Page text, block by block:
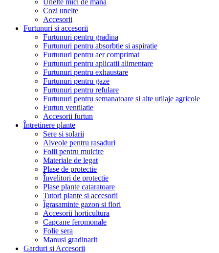
Cozi unelte
Accesorii
Furtunuri si accesorii
Furtunuri pentru gradina
Furtunuri pentru absorbtie si aspiratie
Furtunuri pentru aer comprimat
Furtunuri pentru aplicatii alimentare
Furtunuri pentru exhaustare
Furtunuri pentru gaze
Furtunuri pentru refulare
Furtunuri pentru semanatoare si alte utilaje agricole
Furtun ventilatie
Accesorii furtun
Întretinere plante
Sere si solarii
Alveole pentru rasaduri
Folii pentru mulcire
Materiale de legat
Plase de protectie
Învelitori de protectie
Plase plante cataratoare
Tutori plante si accesorii
Îgrasaminte gazon si flori
Accesorii horticultura
Capcane feromonale
Folie sera
Manusi gradinarit
Garduri si Accesorii